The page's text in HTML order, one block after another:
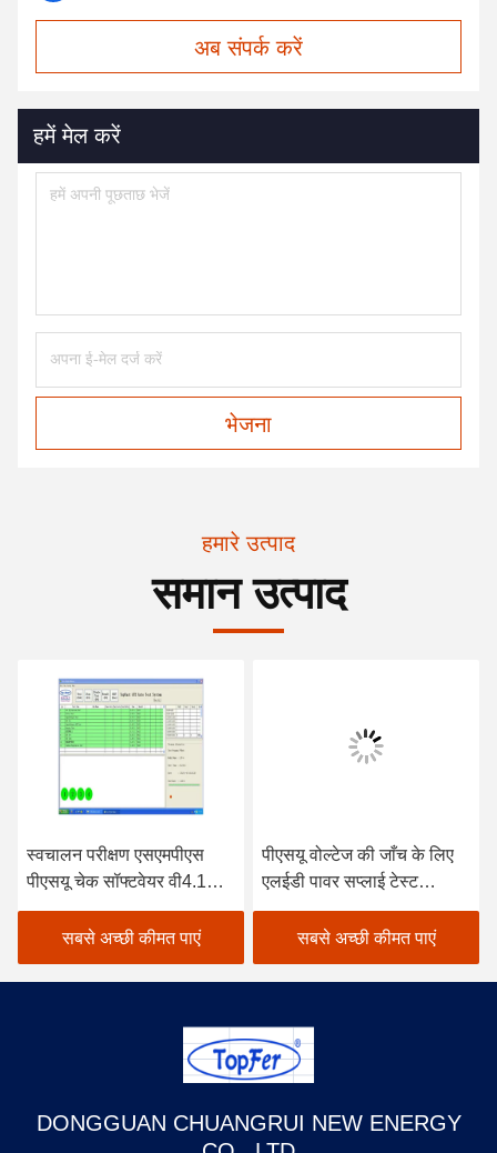
अब संपर्क करें
हमें मेल करें
भेजना
हमारे उत्पाद
समान उत्पाद
स्वचालन परीक्षण एसएमपीएस
पीएसयू चेक सॉफ्टवेयर वी4.1
पावर परीक्षण के लिए
सबसे अच्छी कीमत पाएं
पीएसयू वोल्टेज की जाँच के लिए
एलईडी पावर सप्लाई टेस्ट
सॉफ्टवेयर
सबसे अच्छी कीमत पाएं
DONGGUAN CHUANGRUI NEW ENERGY